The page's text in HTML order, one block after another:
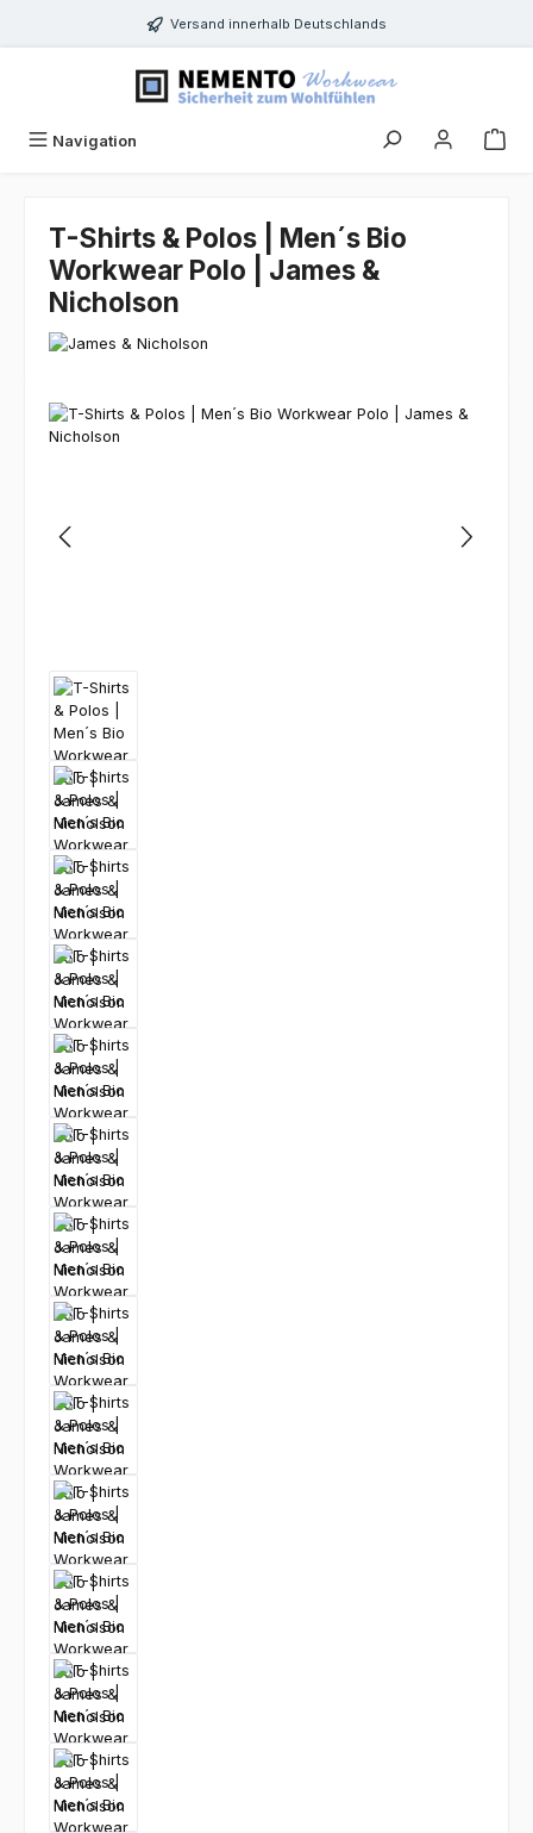
Zum Hauptinhalt springenVersand innerhalb Deutschlands
Navigation
T-Shirts & Polos | Men´s Bio
Workwear Polo | James &
Nicholson
Bildergalerie überspringen